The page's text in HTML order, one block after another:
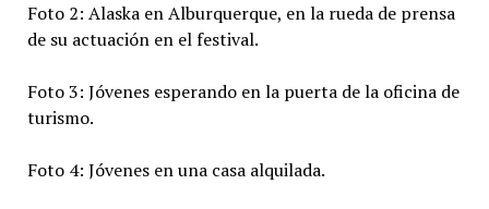
Foto 2: Alaska en Alburquerque, en la rueda de prensa
de su actuación en el festival.
Foto 3: Jóvenes esperando en la puerta de la oficina de
turismo.
Foto 4: Jóvenes en una casa alquilada.